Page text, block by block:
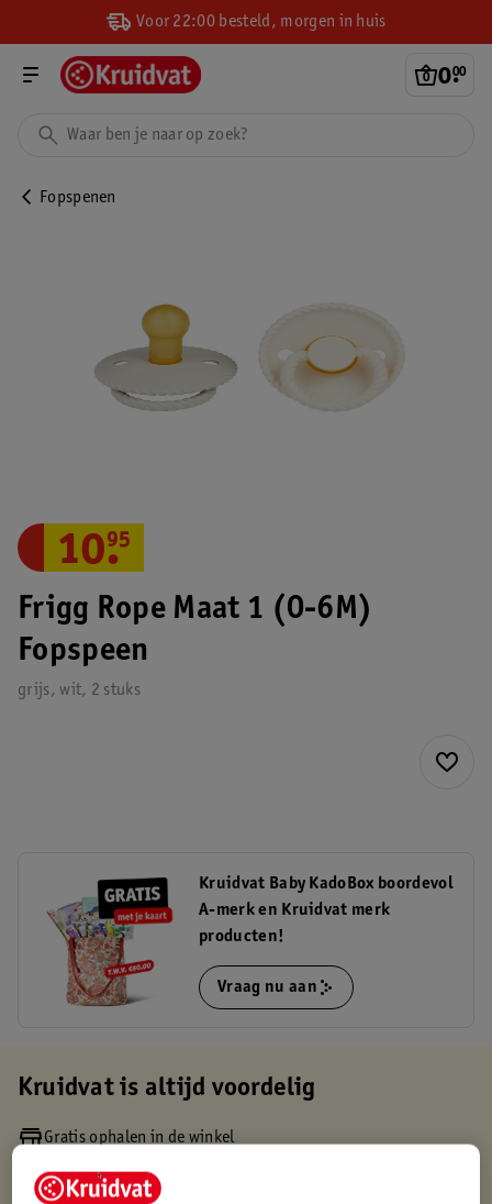
Voor 22:00 besteld, morgen in huis
0.
00
Fopspenen
Frigg Rope Maat 1 (0-6M)
Fopspeen
grijs, wit, 2 stuks
10.
95
Kruidvat Baby KadoBox boordevol
A-merk en Kruidvat merk
producten!
Vraag nu aan
Kruidvat is altijd voordelig
Gratis ophalen in de winkel
Gratis thuisbezorgd vanaf 50.00